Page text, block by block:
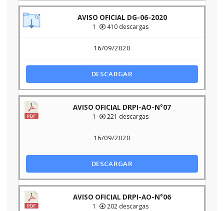
AVISO OFICIAL DG-06-2020
1 410 descargas
16/09/2020
DESCARGAR
AVISO OFICIAL DRPI-AO-N°07
1 221 descargas
16/09/2020
DESCARGAR
AVISO OFICIAL DRPI-AO-N°06
1 202 descargas